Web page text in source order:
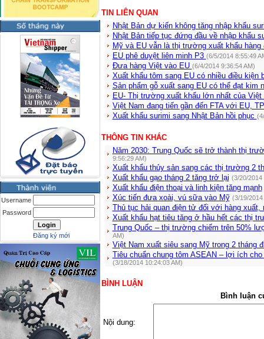
Username
Password
Đăng ký mới
TIN LIÊN QUAN
Nhật Bản dự kiến không tăng nhập khẩu
Nhật Bản tiếp tục đứng đầu về nhập khẩu
Mỹ và EU vẫn là thị trường xuất khẩu
EU phê duyệt liên minh P3 (6/5/2014 8:55:49
Đưa hàng Việt vào EU (6/4/2014 9:36:54 AM)
Xuất khẩu tôm sang EU có nhiều điều kiện
Sản phẩm gỗ xuất sang EU có thể đạt kim
EU- Thị trường xuất khẩu lớn nhất của
Việt Nam đang tiến gần đến FTA với EU,
Xuất khẩu surimi sang Nhật Bản hồi phục
THÔNG TIN KHÁC
Năm 2030: Trung Quốc sẽ trở thành thị
9:56:29 AM)
Xuất khẩu thủy sản sang các thị trường 2
Xuất khẩu gạo tháng 2 tăng trở lại (3/20/2014
Xuất khẩu điện thoại và linh kiện tăng mạnh
Xúc tiến đưa xoài, vú sữa vào Mỹ (3/19/2014
Thủ tục hải quan điện tử đối với hàng xuất,
Xuất khẩu hạt tiêu tăng ở hầu hết các thị
Trung Quốc – thị trường chiếm trên 50%
AM)
Việt Nam xuất siêu sang Mỹ trong 2 tháng
Tiêu chuẩn chung tôm ASEAN – lợi ích
(3/18/2014 10:24:03 AM)
BÌNH LUẬN
Bình luận
Nội dung: